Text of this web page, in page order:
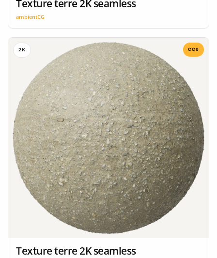
Texture terre 2K seamless
ambientCG
2K CC0
Texture terre 2K seamless